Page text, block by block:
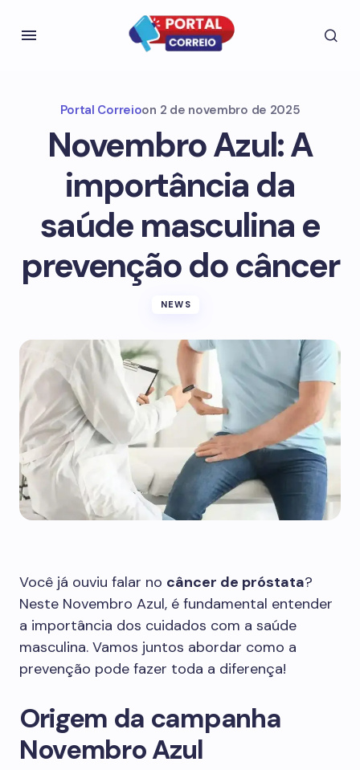
Portal Correioon 2 de novembro de 2025
Novembro Azul: A
importância da
saúde masculina e
prevenção do câncer
NEWS
Você já ouviu falar no câncer de próstata?
Neste Novembro Azul, é fundamental entender
a importância dos cuidados com a saúde
masculina. Vamos juntos abordar como a
prevenção pode fazer toda a diferença!
Origem da campanha
Novembro Azul